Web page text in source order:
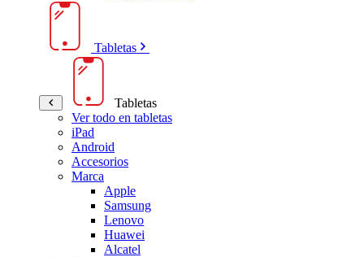
Tabletas
Tabletas
Ver todo en tabletas
iPad
Android
Accesorios
Marca
Apple
Samsung
Lenovo
Huawei
Alcatel